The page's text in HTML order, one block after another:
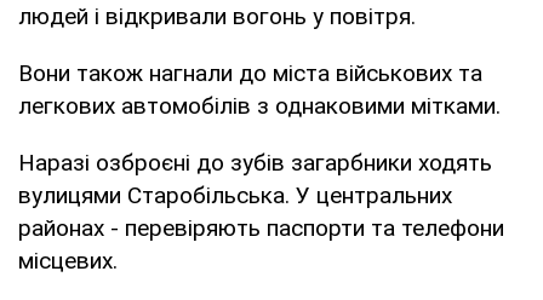
людей і відкривали вогонь у повітря.
Вони також нагнали до міста військових та
легкових автомобілів з однаковими мітками.
Наразі озброєні до зубів загарбники ходять
вулицями Старобільська. У центральних
районах - перевіряють паспорти та телефони
місцевих.